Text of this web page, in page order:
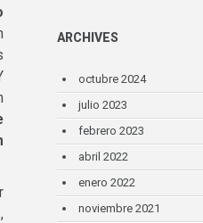
ARCHIVES
octubre 2024
julio 2023
febrero 2023
abril 2022
enero 2022
noviembre 2021